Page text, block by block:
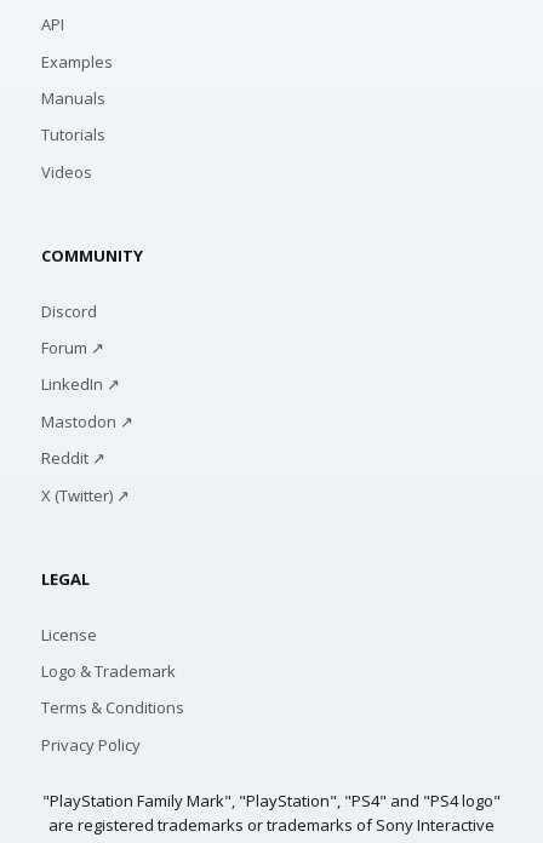
API
Examples
Manuals
Tutorials
Videos
COMMUNITY
Discord
Forum ↗
LinkedIn ↗
Mastodon ↗
Reddit ↗
X (Twitter) ↗
LEGAL
License
Logo & Trademark
Terms & Conditions
Privacy Policy
"PlayStation Family Mark", "PlayStation", "PS4" and "PS4 logo"
are registered trademarks or trademarks of Sony Interactive